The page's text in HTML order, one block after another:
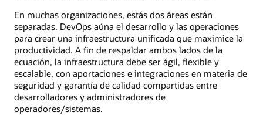
En muchas organizaciones, estás dos áreas están
separadas. DevOps aúna el desarrollo y las operaciones
para crear una infraestructura unificada que maximice la
productividad. A fin de respaldar ambos lados de la
ecuación, la infraestructura debe ser ágil, flexible y
escalable, con aportaciones e integraciones en materia de
seguridad y garantía de calidad compartidas entre
desarrolladores y administradores de
operadores/sistemas.